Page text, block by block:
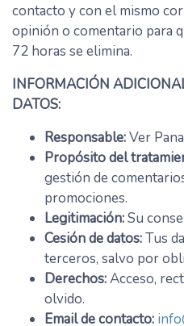
contacto y con el mismo
opinión o comentario para
72 horas se elimina.
INFORMACIÓN
DATOS:
Responsable:Ver
Propósito del
gestión de
promociones.
Legitimación:Su
Cesión de datos:Tus
terceros, salvo por
Derechos:Acceso,
olvido.
Email de contacto: